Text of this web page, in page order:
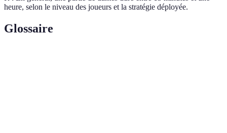
heure, selon le niveau des joueurs et la stratégie déployée.
Glossaire